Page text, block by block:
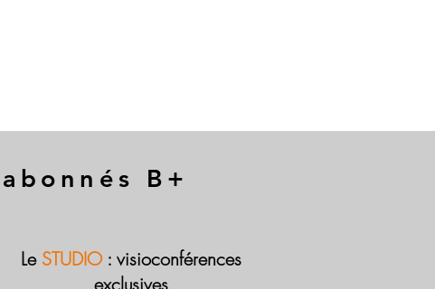
B+
Le STUDIO : visioconférences
exclusives